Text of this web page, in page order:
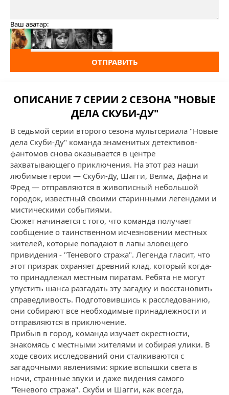
Ваш аватар:
ОТПРАВИТЬ
ОПИСАНИЕ 7 СЕРИИ 2 СЕЗОНА "НОВЫЕ
ДЕЛА СКУБИ-ДУ"
В седьмой серии второго сезона мультсериала "Новые
дела Скуби-Ду" команда знаменитых детективов-
фантомов снова оказывается в центре
захватывающего приключения. На этот раз наши
любимые герои — Скуби-Ду, Шагги, Велма, Дафна и
Фред — отправляются в живописный небольшой
городок, известный своими старинными легендами и
мистическими событиями.
Сюжет начинается с того, что команда получает
сообщение о таинственном исчезновении местных
жителей, которые попадают в лапы зловещего
привидения - "Теневого стража". Легенда гласит, что
этот призрак охраняет древний клад, который когда-
то принадлежал местным пиратам. Ребята не могут
упустить шанса разгадать эту загадку и восстановить
справедливость. Подготовившись к расследованию,
они собирают все необходимые принадлежности и
отправляются в приключение.
Прибыв в город, команда изучает окрестности,
знакомясь с местными жителями и собирая улики. В
ходе своих исследований они сталкиваются с
загадочными явлениями: яркие вспышки света в
ночи, странные звуки и даже видения самого
"Теневого стража". Скуби и Шагги, как всегда,